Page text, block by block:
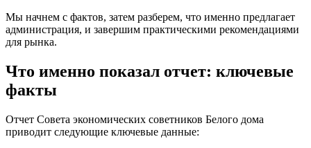
Мы начнем с фактов, затем разберем, что именно предлагает
администрация, и завершим практическими рекомендациями
для рынка.
Что именно показал отчет: ключевые
факты
Отчет Совета экономических советников Белого дома
приводит следующие ключевые данные: